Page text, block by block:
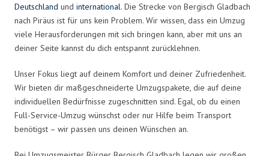
Deutschland und international. Die Strecke von Bergisch Gladbach
nach Piräus ist für uns kein Problem. Wir wissen, dass ein Umzug
viele Herausforderungen mit sich bringen kann, aber mit uns an
deiner Seite kannst du dich entspannt zurücklehnen.
Unser Fokus liegt auf deinem Komfort und deiner Zufriedenheit.
Wir bieten dir maßgeschneiderte Umzugspakete, die auf deine
individuellen Bedürfnisse zugeschnitten sind. Egal, ob du einen
Full-Service-Umzug wünschst oder nur Hilfe beim Transport
benötigst – wir passen uns deinen Wünschen an.